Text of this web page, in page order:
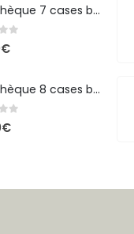
Bibliothèque 7 cases bicolore
5
€
Bibliothèque 8 cases bicolore
5
€